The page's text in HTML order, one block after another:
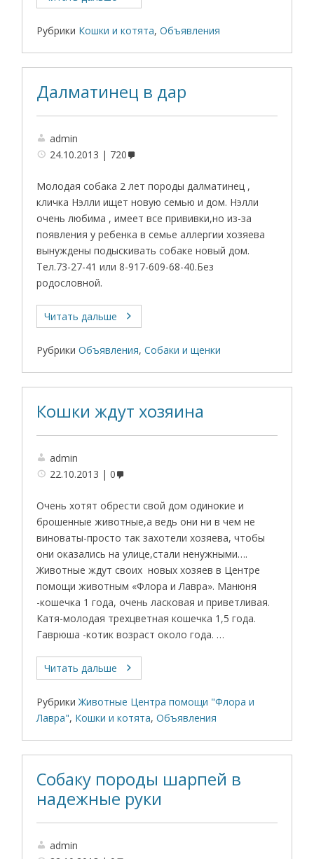
Рубрики Кошки и котята,Объявления
Далматинец в дар
admin
24.10.2013
720
Молодая собака 2 лет породы далматинец ,
кличка Нэлли ищет новую семью и дом. Нэлли
очень любима , имеет все прививки,но из-за
появления у ребенка в семье аллергии хозяева
вынуждены подыскивать собаке новый дом.
Тел.73-27-41 или 8-917-609-68-40.Без
родословной.
Читать дальше
Рубрики Объявления,Собаки и щенки
Кошки ждут хозяина
admin
22.10.2013
0
Очень хотят обрести свой дом одинокие и
брошенные животные,а ведь они ни в чем не
виноваты-просто так захотели хозяева, чтобы
они оказались на улице,стали ненужными….
Животные ждут своих новых хозяев в Центре
помощи животным «Флора и Лавра». Манюня
-кошечка 1 года, очень ласковая и приветливая.
Катя-молодая трехцветная кошечка 1,5 года.
Гаврюша -котик возраст около года. …
Читать дальше
Рубрики Животные Центра помощи "Флора и
Лавра", Кошки и котята,Объявления
Собаку породы шарпей в
надежные руки
admin